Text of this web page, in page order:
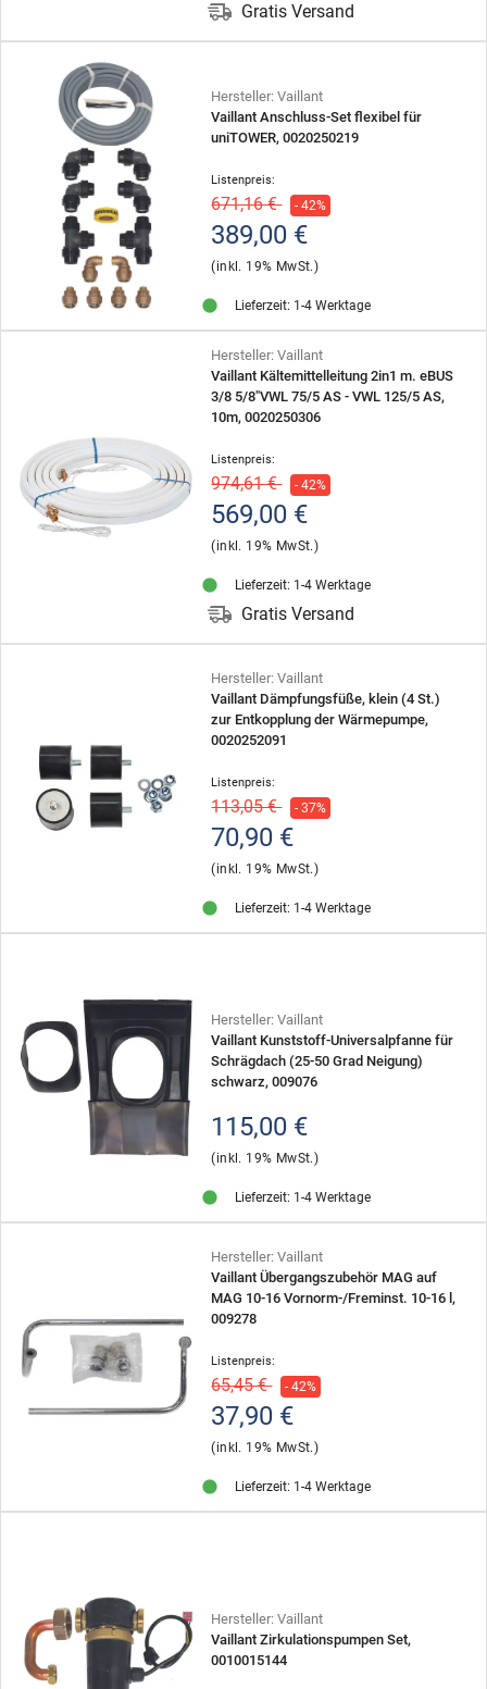
Gratis Versand
Hersteller: Vaillant
Vaillant Anschluss-Set flexibel für
uniTOWER, 0020250219
Listenpreis:
671,16 € - 42%
389,00 €
(inkl. 19% MwSt.)
Lieferzeit: 1-4 Werktage
Hersteller: Vaillant
Vaillant Kältemittelleitung 2in1 m. eBUS
3/8 5/8"VWL 75/5 AS - VWL 125/5 AS,
10m, 0020250306
Listenpreis:
974,61 € - 42%
569,00 €
(inkl. 19% MwSt.)
Lieferzeit: 1-4 Werktage
Gratis Versand
Hersteller: Vaillant
Vaillant Dämpfungsfüße, klein (4 St.)
zur Entkopplung der Wärmepumpe,
0020252091
Listenpreis:
113,05 € - 37%
70,90 €
(inkl. 19% MwSt.)
Lieferzeit: 1-4 Werktage
Hersteller: Vaillant
Vaillant Kunststoff-Universalpfanne für
Schrägdach (25-50 Grad Neigung)
schwarz, 009076
115,00 €
(inkl. 19% MwSt.)
Lieferzeit: 1-4 Werktage
Hersteller: Vaillant
Vaillant Übergangszubehör MAG auf
MAG 10-16 Vornorm-/Freminst. 10-16 l,
009278
Listenpreis:
65,45 € - 42%
37,90 €
(inkl. 19% MwSt.)
Lieferzeit: 1-4 Werktage
Hersteller: Vaillant
Vaillant Zirkulationspumpen Set,
0010015144